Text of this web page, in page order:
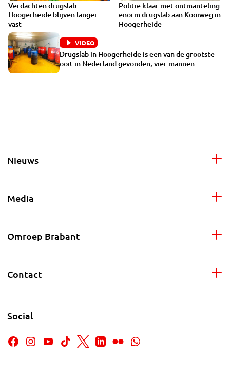
Verdachten drugslab
Hoogerheide blijven langer
vast
Politie klaar met ontmanteling
enorm drugslab aan Kooiweg in
Hoogerheide
VIDEO
Drugslab in Hoogerheide is een van de grootste
ooit in Nederland gevonden, vier mannen
Nieuws
Media
Omroep Brabant
Contact
Social